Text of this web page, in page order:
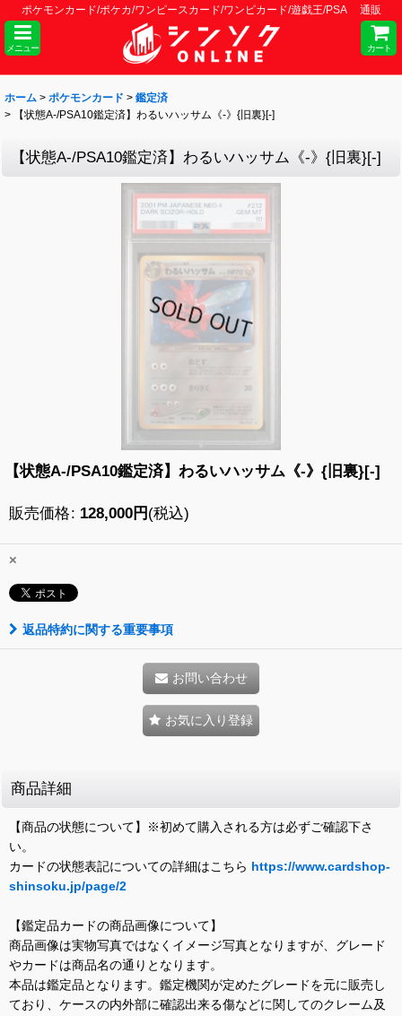
ポケモンカード/ポケカ/ワンピースカード/ワンピカード/遊戯王/PSA 通販
メニュー カート
ホーム > ポケモンカード > 鑑定済
>
【状態A-/PSA10鑑定済】わるいハッサム《-》{旧裏}[-]
【状態A-/PSA10鑑定済】わるいハッサム《-》{旧裏}[-]
【状態A-/PSA10鑑定済】わるいハッサム《-》{旧裏}[-]
販売価格: 128,000円 (税込)
×
返品特約に関する重要事項
お問い合わせ
お気に入り登録
商品詳細
【商品の状態について】※初めて購入される方は必ずご確認下さ
い。
カードの状態表記についての詳細はこちら https://www.cardshop-
shinsoku.jp/page/2
【鑑定品カードの商品画像について】
商品画像は実物写真ではなくイメージ写真となりますが、グレード
やカードは商品名の通りとなります。
本品は鑑定品となります。鑑定機関が定めたグレードを元に販売し
ており、ケースの内外部に確認出来る傷などに関してのクレーム及